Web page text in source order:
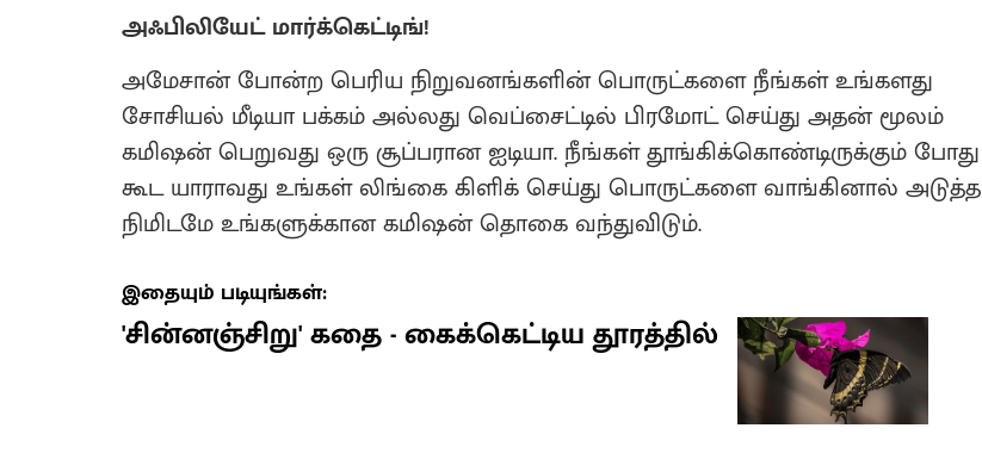
அஃபிலியேட் மார்க்கெட்டிங்!
அமேசான் போன்ற பெரிய நிறுவனங்களின் பொருட்களை நீங்கள் உங்களது
சோசியல் மீடியா பக்கம் அல்லது வெப்சைட்டில் பிரமோட் செய்து அதன் மூலம்
கமிஷன் பெறுவது ஒரு சூப்பரான ஐடியா. நீங்கள் தூங்கிக்கொண்டிருக்கும் போது
கூட யாராவது உங்கள் லிங்கை கிளிக் செய்து பொருட்களை வாங்கினால் அடுத்த
நிமிடமே உங்களுக்கான கமிஷன் தொகை வந்துவிடும்.
இதையும் படியுங்கள்:
'சின்னஞ்சிறு' கதை - கைக்கெட்டிய தூரத்தில்